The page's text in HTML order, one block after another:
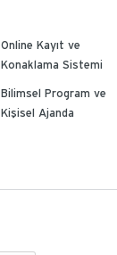
Online Kayıt ve
Konaklama Sistemi
Bilimsel Program ve
Kişisel Ajanda